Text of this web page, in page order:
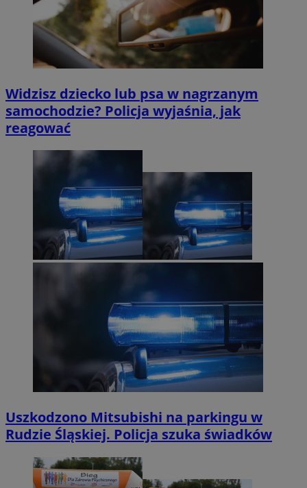
Widzisz dziecko lub psa w nagrzanym
samochodzie? Policja wyjaśnia, jak
reagować
Uszkodzono Mitsubishi na parkingu w
Rudzie Śląskiej. Policja szuka świadków